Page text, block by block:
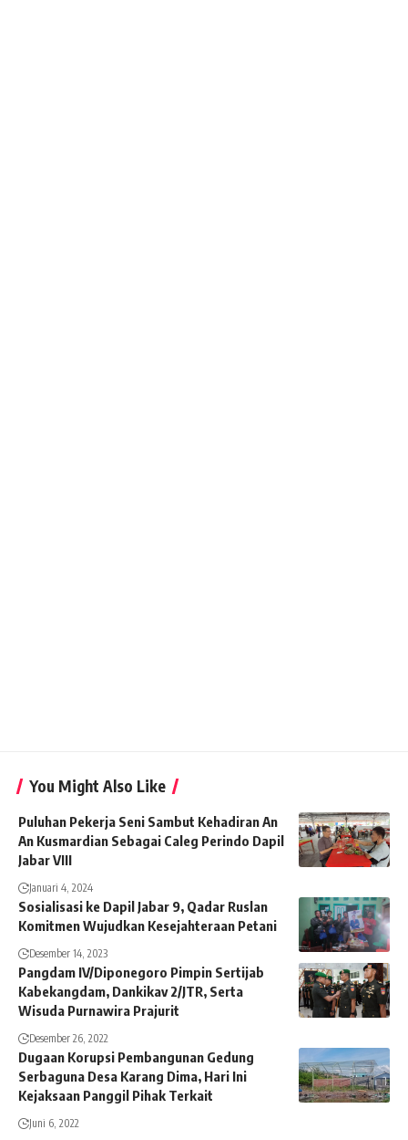
You Might Also Like
Puluhan Pekerja Seni Sambut Kehadiran An
An Kusmardian Sebagai Caleg Perindo Dapil
Jabar VIII
Januari 4, 2024
Sosialisasi ke Dapil Jabar 9, Qadar Ruslan
Komitmen Wujudkan Kesejahteraan Petani
Desember 14, 2023
Pangdam IV/Diponegoro Pimpin Sertijab
Kabekangdam, Dankikav 2/JTR, Serta
Wisuda Purnawira Prajurit
Desember 26, 2022
Dugaan Korupsi Pembangunan Gedung
Serbaguna Desa Karang Dima, Hari Ini
Kejaksaan Panggil Pihak Terkait
Juni 6, 2022